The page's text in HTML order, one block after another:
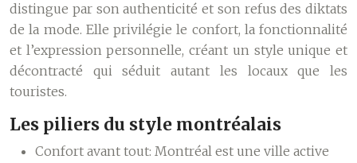
distingue par son authenticité et son refus des diktats
de la mode. Elle privilégie le confort, la fonctionnalité
et l’expression personnelle, créant un style unique et
décontracté qui séduit autant les locaux que les
touristes.
Les piliers du style montréalais
Confort avant tout: Montréal est une ville active